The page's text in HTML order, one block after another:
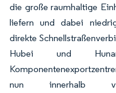
die große raumhaltige
liefern und dabei
direkte
Hubei und
nun innerhalb